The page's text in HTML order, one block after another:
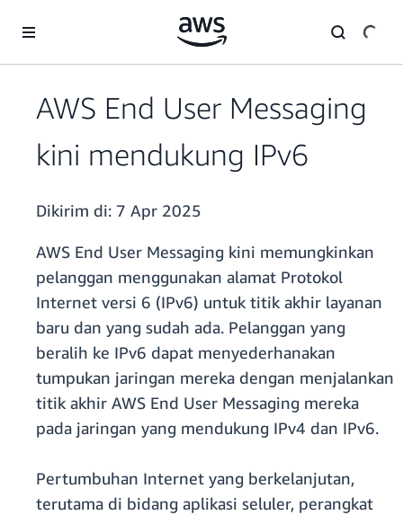
AWS End User Messaging
kini mendukung IPv6
Dikirim di: 7 Apr 2025
AWS End User Messaging kini memungkinkan
pelanggan menggunakan alamat Protokol
Internet versi 6 (IPv6) untuk titik akhir layanan
baru dan yang sudah ada. Pelanggan yang
beralih ke IPv6 dapat menyederhanakan
tumpukan jaringan mereka dengan menjalankan
titik akhir AWS End User Messaging mereka
pada jaringan yang mendukung IPv4 dan IPv6.
Pertumbuhan Internet yang berkelanjutan,
terutama di bidang aplikasi seluler, perangkat